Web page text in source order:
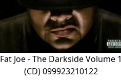
Fat Joe - The Darkside Volume 1
(CD) 099923210122